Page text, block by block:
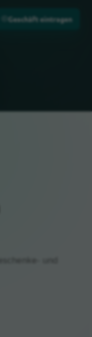
Geschäft eintragen